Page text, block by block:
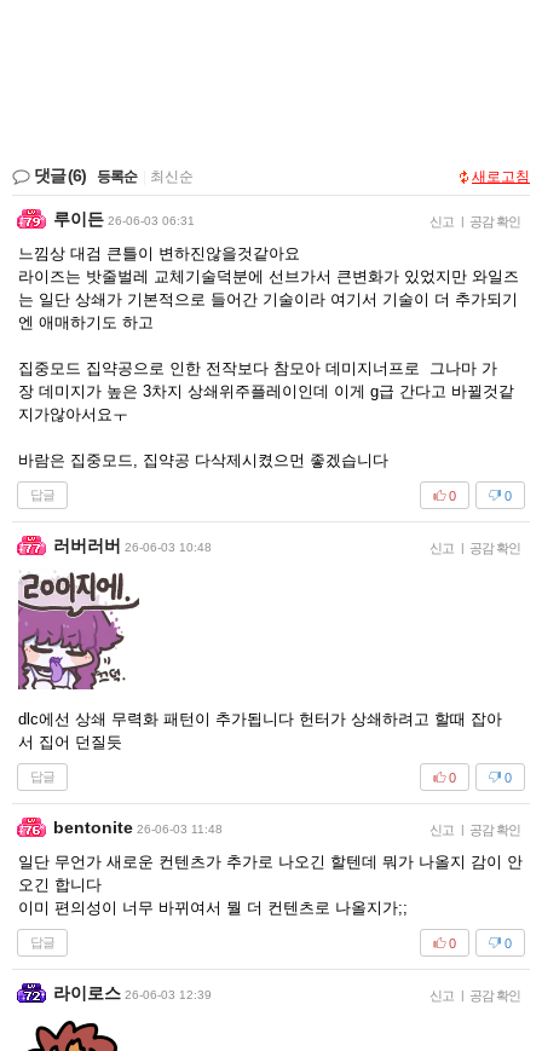
댓글(6) 등록순 최신순 새로고침
루이든 26-06-03 06:31 신고 | 공감 확인
느낌상 대검 큰틀이 변하진않을것같아요
라이즈는 밧줄벌레 교체기술덕분에 선브가서 큰변화가 있었지만 와일즈
는 일단 상쇄가 기본적으로 들어간 기술이라 여기서 기술이 더 추가되기
엔 애매하기도 하고
집중모드 집약공으로 인한 전작보다 참모아 데미지너프로 그나마 가
장 데미지가 높은 3차지 상쇄위주플레이인데 이게 g급 간다고 바뀔것같
지가않아서요ㅜ
바람은 집중모드, 집약공 다삭제시켰으먼 좋겠습니다
답글 0
0
러버러버 26-06-03 10:48 신고 | 공감 확인
dlc에선 상쇄 무력화 패턴이 추가됩니다 헌터가 상쇄하려고 할때 잡아
서 집어 던질듯
답글 0
0
bentonite 26-06-03 11:48 신고 | 공감 확인
일단 무언가 새로운 컨텐츠가 추가로 나오긴 할텐데 뭐가 나올지 감이 안
오긴 합니다
이미 편의성이 너무 바뀌여서 뭘 더 컨텐츠로 나올지가;;
답글 0
0
라이로스 26-06-03 12:39 신고 | 공감 확인